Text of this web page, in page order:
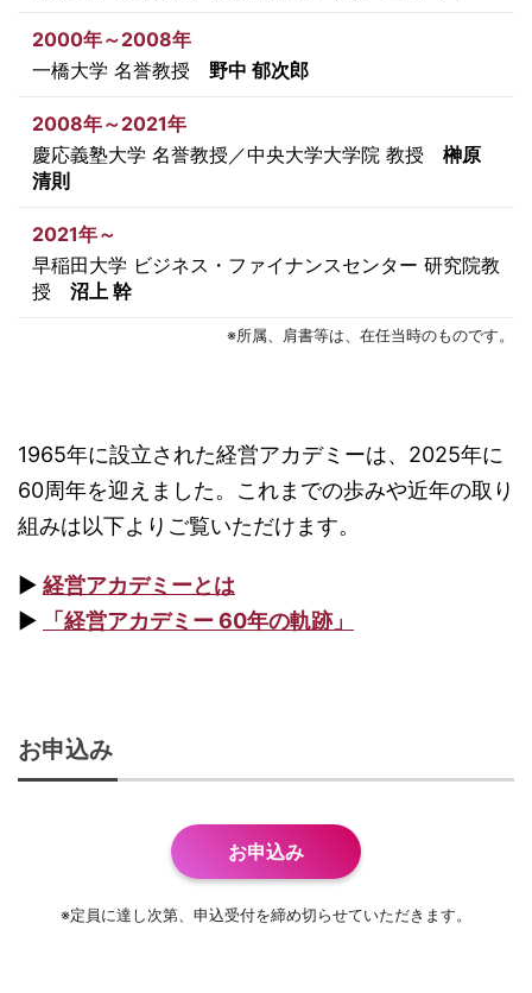
2000年～2008年
一橋大学 名誉教授 野中 郁次郎
2008年～2021年
慶応義塾大学 名誉教授／中央大学大学院 教授 榊原
清則
2021年～
早稲田大学 ビジネス・ファイナンスセンター 研究院教
授 沼上 幹
※所属、肩書等は、在任当時のものです。
1965年に設立された経営アカデミーは、2025年に
60周年を迎えました。これまでの歩みや近年の取り
組みは以下よりご覧いただけます。
▶ 経営アカデミーとは
▶
「経営アカデミー 60年の軌跡」
お申込み
お申込み
※定員に達し次第、申込受付を締め切らせていただきます。